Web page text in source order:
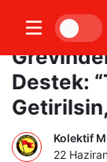
Destek:
Getirilsin,
Kolektif
22